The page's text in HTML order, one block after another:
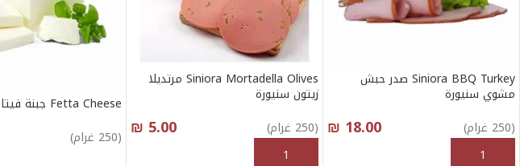
Siniora BBQ Turkey صدر حبش
مشوي سنيورة
(250 غرام)
₪ 18.00
أنقر هنا لإختيار الكمية
Siniora Mortadella Olives مرتديلا
زيتون سنيورة
(250 غرام)
₪ 5.00
أنقر هنا لإختيار الكمية
Fetta Cheese جبنة فيتا
(250 غرام)